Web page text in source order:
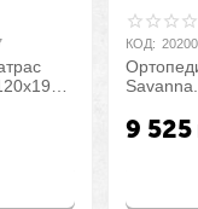
КОД:
9 525